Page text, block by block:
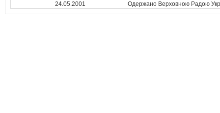
24.05.2001
Одержано Верховною Радою